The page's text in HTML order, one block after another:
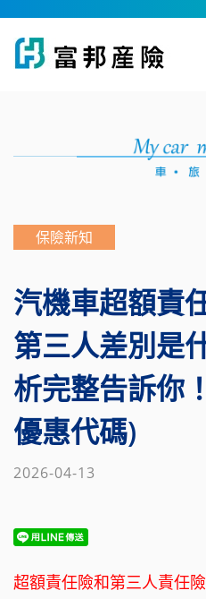
保險新知
汽機車超額責
第三人差別是
析完整告訴你
優惠代碼)
2026-04-13
超額責任險和第三人責任